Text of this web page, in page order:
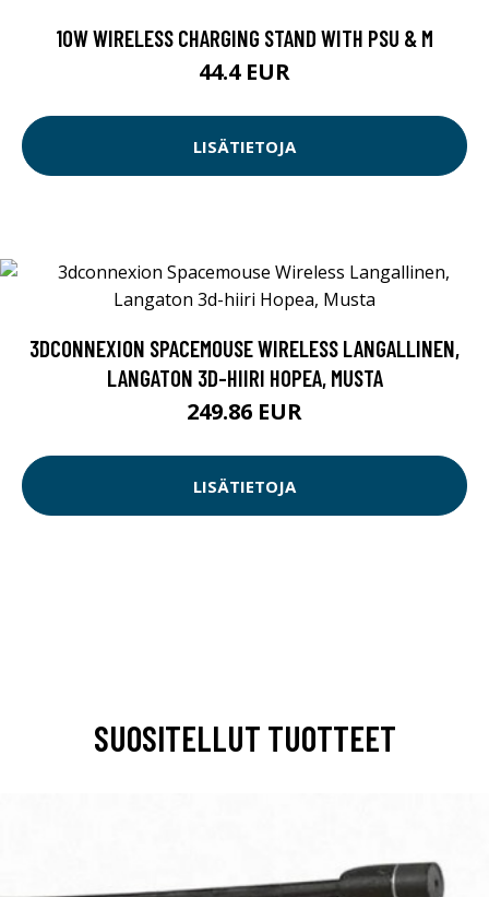
10W WIRELESS CHARGING STAND WITH PSU & M
44.4 EUR
LISÄTIETOJA
3DCONNEXION SPACEMOUSE WIRELESS LANGALLINEN,
LANGATON 3D-HIIRI HOPEA, MUSTA
249.86 EUR
LISÄTIETOJA
SUOSITELLUT TUOTTEET